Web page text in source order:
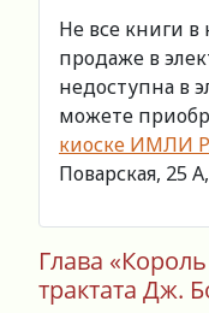
Не все книги
продаже в
недоступна в
можете
киоске ИМЛИ
Поварская, 25
Глава
трактата Дж.